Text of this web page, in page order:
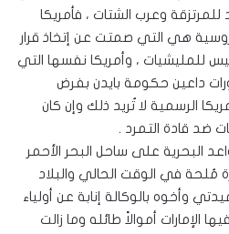
وعرب الشتات ، فأمريكا
هي التي صمتت عن إتخاذ قرار
للمليشيات ، وأمريكا نفسها التي
داعين حكومة بايدن بفرض
الرسمية لا تُريد ذلك وإن كان
ضد قادة التمرد .
البحرية على ساحل البحر الأحمر
مُلحة في الوقت الحالي والبلاد
وأخوه بالوكالة إنابة عن أولياء
أموالاً طائله وما زالت